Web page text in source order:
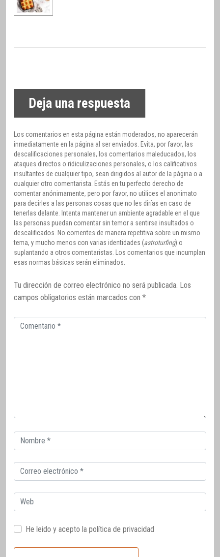
Deja una respuesta
Los comentarios en esta página están moderados, no aparecerán
inmediatamente en la página al ser enviados. Evita, por favor, las
descalificaciones personales, los comentarios maleducados, los
ataques directos o ridiculizaciones personales, o los calificativos
insultantes de cualquier tipo, sean dirigidos al autor de la página o a
cualquier otro comentarista. Estás en tu perfecto derecho de
comentar anónimamente, pero por favor, no utilices el anonimato
para decirles a las personas cosas que no les dirías en caso de
tenerlas delante. Intenta mantener un ambiente agradable en el que
las personas puedan comentar sin temor a sentirse insultados o
descalificados. No comentes de manera repetitiva sobre un mismo
tema, y mucho menos con varias identidades (astroturfing) o
suplantando a otros comentaristas. Los comentarios que incumplan
esas normas básicas serán eliminados.
Tu dirección de correo electrónico no será publicada. Los
campos obligatorios están marcados con *
Comentario
Correo
electrónico
Correo
electrónico
Web
He leido y acepto la política de privacidad